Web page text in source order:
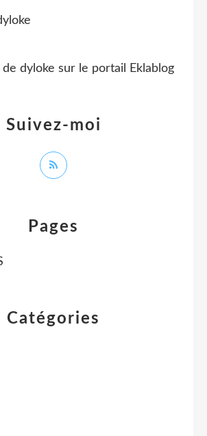
Catégories
Pages
Suivez-moi
dyloke sur le portail Eklablog